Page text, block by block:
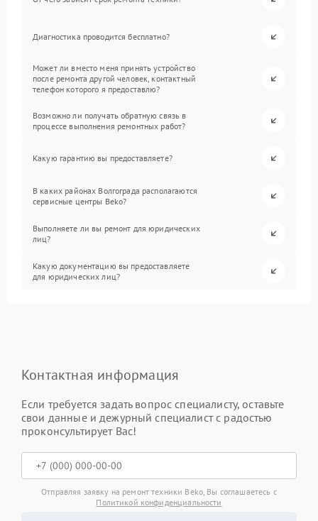
Диагностика проводится бесплатно?
Может ли вместо меня принять устройство
после ремонта другой человек, контактный
телефон которого я предоставлю?
Возможно ли получать обратную связь в
процессе выполнения ремонтных работ?
Какую гарантию вы предоставляете?
В каких районах Волгограда располагаются
сервисные центры Beko?
Выполняете ли вы ремонт для юридических
лиц?
Какую документацию вы предоставляете
для юридических лиц?
Контактная информация
Если требуется задать вопрос специалисту, оставьте
свои данные и дежурный специалист с радостью
проконсультирует Вас!
Отправляя заявку на ремонт техники Beko, Вы соглашаетесь с
Политикой конфиденциальности